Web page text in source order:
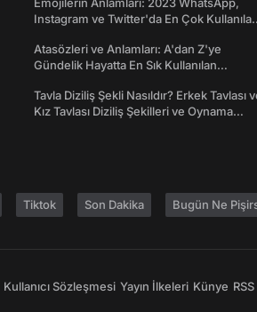
Instagram ve Twitter'da En Çok Kullanılan
Atasözleri ve Anlamları: A'dan Z'ye
Gündelik Hayatta En Sık Kullanılan
Tavla Diziliş Şekli Nasıldır? Erkek Tavlası
Kız Tavlası Diziliş Şekilleri ve Oynama
Tiktok Son Dakika Bugün Ne
Kullanıcı Sözleşmesi Yayın İlkeleri Künye RSS